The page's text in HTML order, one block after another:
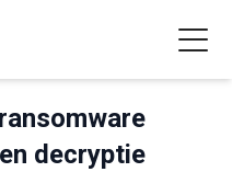
decryptie